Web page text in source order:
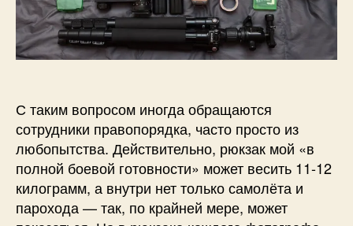
С таким вопросом иногда обращаются
сотрудники правопорядка, часто просто из
любопытства. Действительно, рюкзак мой «в
полной боевой готовности» может весить 11-12
килограмм, а внутри нет только самолёта и
парохода — так, по крайней мере, может